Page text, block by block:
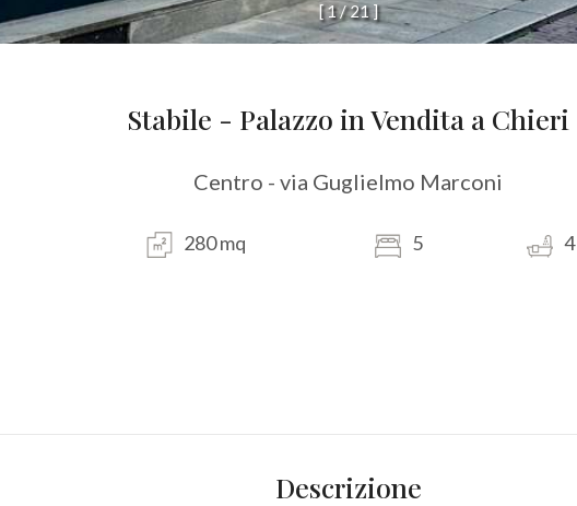
[ 1/21 ]
Stabile - Palazzo in Vendita a Chieri
Centro - via Guglielmo Marconi
280 mq 5 4
Descrizione